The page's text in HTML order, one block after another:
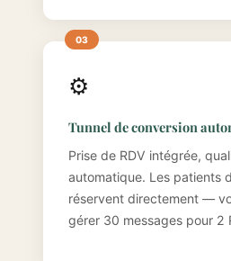
⚙️
Tunnel de conversion
Prise de RDV intégrée,
automatique. Les patients
réservent directement —
gérer 30 messages pour 2